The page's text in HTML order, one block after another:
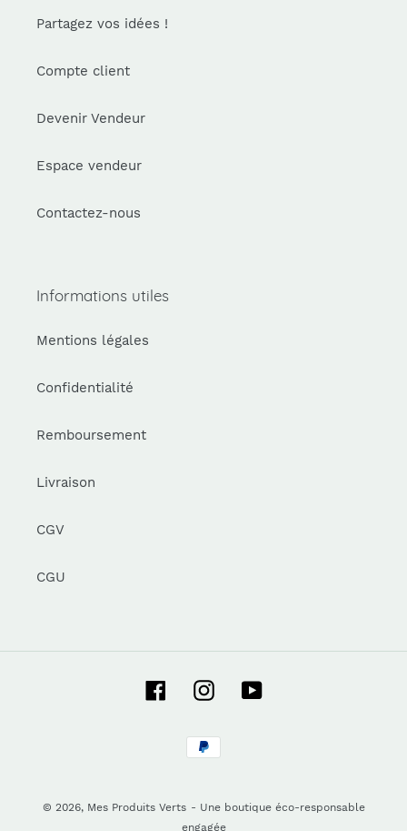
Partagez vos idées !
Compte client
Devenir Vendeur
Espace vendeur
Contactez-nous
Informations utiles
Mentions légales
Confidentialité
Remboursement
Livraison
CGV
CGU
FacebookInstagramYouTube
Moyens
de
© 2026, Mes Produits Verts - Une boutique éco-responsable
engagée